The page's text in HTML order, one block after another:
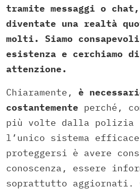
tramite messaggi o chat,
diventate una realtà
molti. Siamo
esistenza e cerchiamo
attenzione.
Chiaramente, è
costantemente perché,
più volte dalla polizia
l’unico sistema
proteggersi è avere
conoscenza, essere
soprattutto aggiornati.